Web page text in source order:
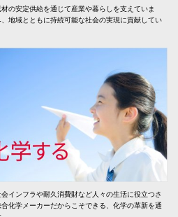
の安定供給を通じて産業や暮らしを支えていま
地域とともに持続可能な社会の実現に貢献してい
インフラや耐久消費財など人々の生活に役立つさ
化学メーカーだからこそできる、化学の革新を通